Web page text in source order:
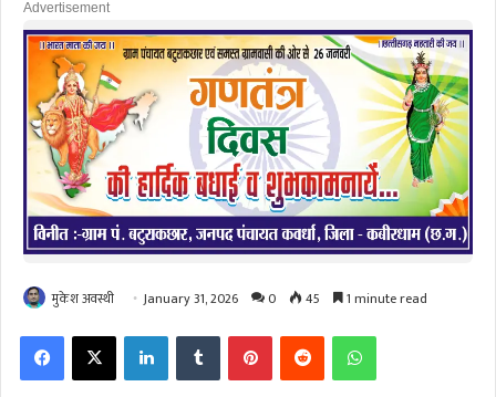
Advertisement
मुकेश अवस्थी January 31, 2026 0 45 1 minute read
FacebookX LinkedInTumblr PinterestReddit WhatsApp